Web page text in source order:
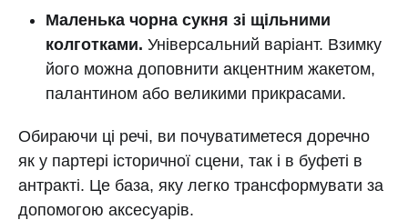
Маленька чорна сукня зі щільними
колготками. Універсальний варіант. Взимку
його можна доповнити акцентним жакетом,
палантином або великими прикрасами.
Обираючи ці речі, ви почуватиметеся доречно
як у партері історичної сцени, так і в буфеті в
антракті. Це база, яку легко трансформувати за
допомогою аксесуарів.